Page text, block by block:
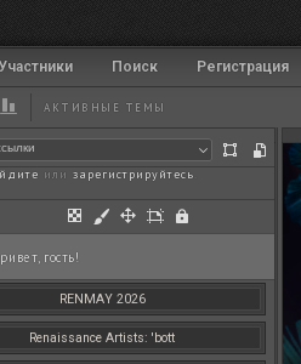
RENMAY 2026
Renaissance Artists: 'bott
Участники Поиск Регистрация
АКТИВНЫЕ ТЕМЫ
гость!
или зарегистрируйтесь